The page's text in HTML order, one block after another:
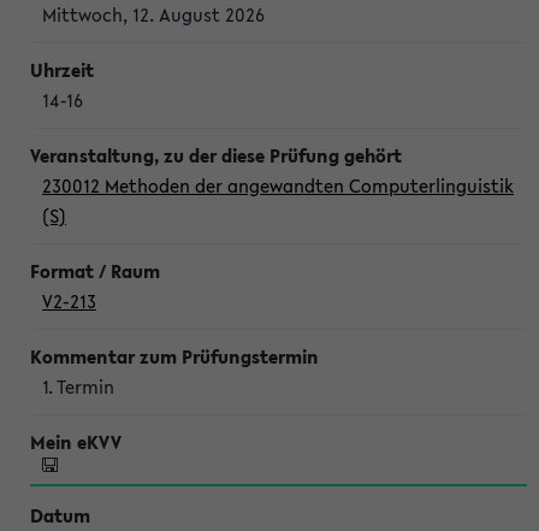
Mittwoch, 12. August 2026
14-16
230012 Methoden der angewandten Computerlinguistik
(S)
V2-213
1. Termin